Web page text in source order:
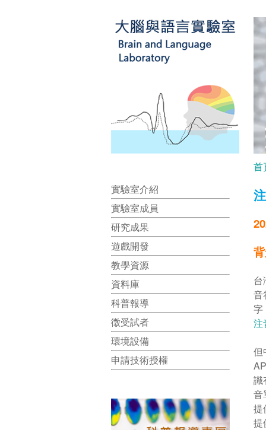
實驗室介紹
實驗室成員
研究成果
遊戲開發
教學資源
資料庫
科普報導
徵受試者
環境設備
申請技術授權
首
台
音
字
注
但
識
音
提
提